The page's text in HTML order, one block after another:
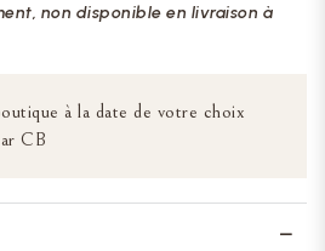
non disponible en livraison à
à la date de votre choix
CB